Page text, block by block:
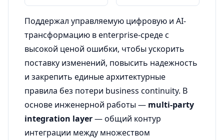
Поддержал управляемую цифровую и AI-
трансформацию в enterprise-среде с
высокой ценой ошибки, чтобы ускорить
поставку изменений, повысить надежность
и закрепить единые архитектурные
правила без потери business continuity. В
основе инженерной работы — multi-party
integration layer— общий контур
интеграции между множеством